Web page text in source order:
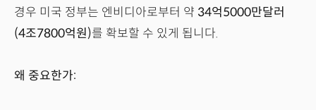
경우 미국 정부는 엔비디아로부터 약 34억5000만달러
(4조7800억원)를 확보할 수 있게 됩니다.
왜 중요한가: